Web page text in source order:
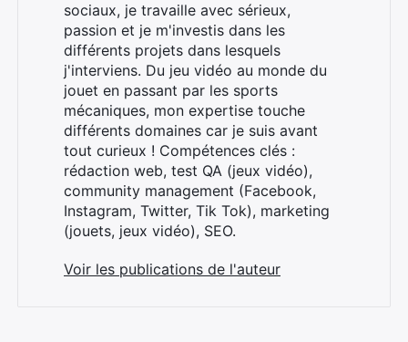
sociaux, je travaille avec sérieux,
passion et je m'investis dans les
différents projets dans lesquels
j'interviens. Du jeu vidéo au monde du
jouet en passant par les sports
mécaniques, mon expertise touche
différents domaines car je suis avant
tout curieux ! Compétences clés :
rédaction web, test QA (jeux vidéo),
community management (Facebook,
Instagram, Twitter, Tik Tok), marketing
(jouets, jeux vidéo), SEO.
Voir les publications de l'auteur
Rechercher